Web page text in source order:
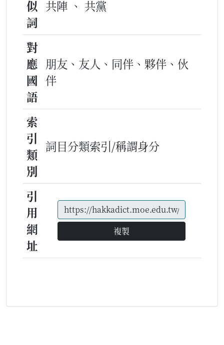
似
詞
共陣 、 共黨
對
應
國
語
朋友、友人、同伴、夥伴、伙
伴
索
引
類
別
詞目分類索引/稱謂身分
引
用
網
址
複製